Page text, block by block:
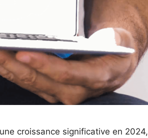
croissance significative en 2024,